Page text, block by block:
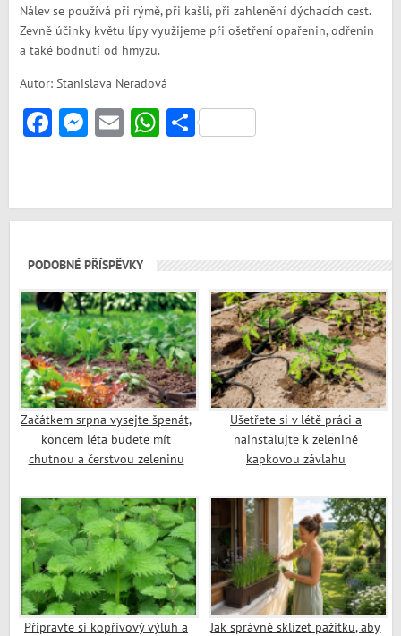
Nálev se používá při rýmě, při kašli, při zahlenění dýchacích cest.
Zevně účinky květu lípy využijeme při ošetření opařenin, odřenin
a také bodnutí od hmyzu.
Autor: Stanislava Neradová
Facebook
Messenger
EmailWhatsApp
Share
PODOBNÉ PŘÍSPĚVKY
Začátkem srpna vysejte špenát,
koncem léta budete mít
chutnou a čerstvou zeleninu
Ušetřete si v létě práci a
nainstalujte k zelenině
kapkovou závlahu
Připravte si kopřivový výluh a
Jak správně sklízet pažitku, aby